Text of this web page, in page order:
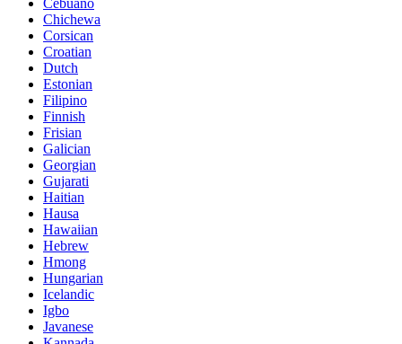
Cebuano
Chichewa
Corsican
Croatian
Dutch
Estonian
Filipino
Finnish
Frisian
Galician
Georgian
Gujarati
Haitian
Hausa
Hawaiian
Hebrew
Hmong
Hungarian
Icelandic
Igbo
Javanese